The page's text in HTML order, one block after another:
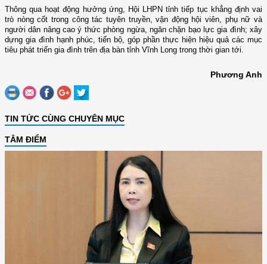
Thông qua hoạt động hưởng ứng, Hội LHPN tỉnh tiếp tục khẳng định vai
trò nòng cốt trong công tác tuyên truyền, vận động hội viên, phụ nữ và
người dân nâng cao ý thức phòng ngừa, ngăn chặn bạo lực gia đình; xây
dựng gia đình hạnh phúc, tiến bộ, góp phần thực hiện hiệu quả các mục
tiêu phát triển gia đình trên địa bàn tỉnh Vĩnh Long trong thời gian tới.
Phương Anh
TIN TỨC CÙNG CHUYÊN MỤC
TÂM ĐIỂM